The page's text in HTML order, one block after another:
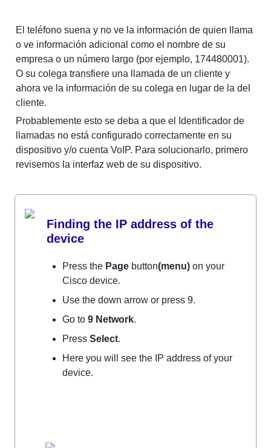
El teléfono suena y no ve la información de quien llama
o ve información adicional como el nombre de su
empresa o un número largo (por ejemplo, 174480001).
O su colega transfiere una llamada de un cliente y
ahora ve la información de su colega en lugar de la del
cliente.
Probablemente esto se deba a que el Identificador de
llamadas no está configurado correctamente en su
dispositivo y/o cuenta VoIP. Para solucionarlo, primero
revisemos la interfaz web de su dispositivo.
Finding the IP address of the
device
Press the Page button(menu) on your
Cisco device.
Use the down arrow or press 9.
Go to 9 Network.
Press Select.
Here you will see the IP address of your
device.